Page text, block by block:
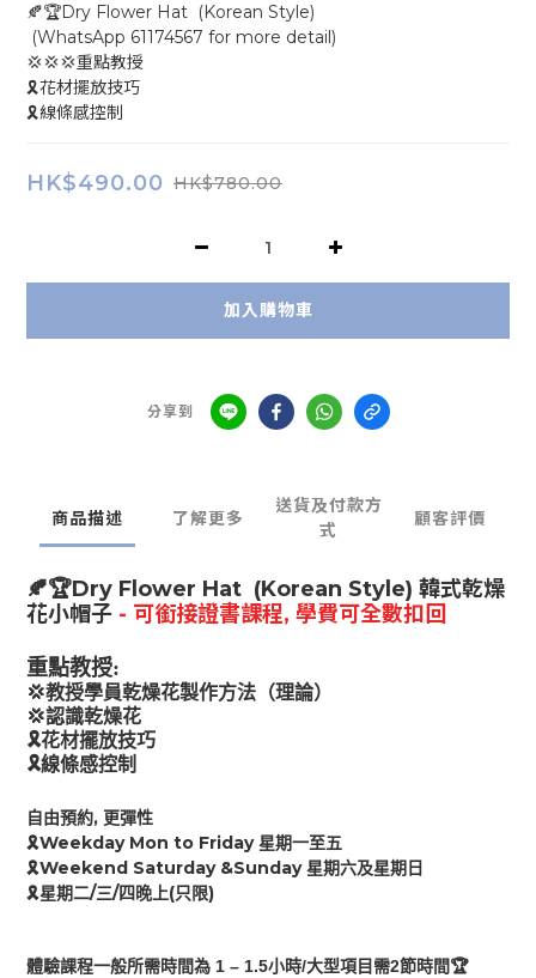
🍂🏆Dry Flower Hat  (Korean Style)
(WhatsApp 61174567 for more detail)
💢💢💢重點教授
🎗花材擺放技巧
🎗線條感控制
HK$490.00 HK$780.00
加入購物車
分享到
商品描述 了解更多
送貨及付款方
式
顧客評價
🍂🏆Dry Flower Hat (Korean Style) 韓式乾燥
花小帽子 - 可銜接證書課程, 學費可全數扣回
重點教授:
💢教授學員乾燥花製作方法（理論）
💢認識乾燥花
🎗花材擺放技巧
🎗線條感控制
自由預約, 更彈性
🎗Weekday Mon to Friday 星期一至五
🎗Weekend Saturday &Sunday 星期六及星期日
🎗星期二/三/四 晚上(只限)
體驗課程一般所需時間為 1 – 1.5小時/大型項目需2節時間 🏆